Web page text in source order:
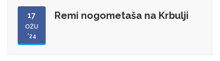
17
OŽU
'24
Remi nogometaša na Krbulji